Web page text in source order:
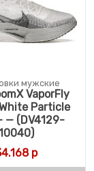
мужские
VaporFly
Particle
— (DV4129-
р